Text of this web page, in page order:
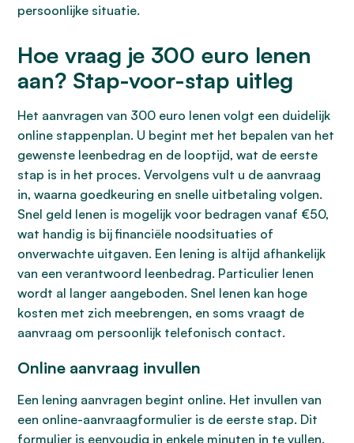
persoonlijke situatie.
Hoe vraag je 300 euro lenen
aan? Stap-voor-stap uitleg
Het aanvragen van 300 euro lenen volgt een duidelijk
online stappenplan. U begint met het bepalen van het
gewenste leenbedrag en de looptijd, wat de eerste
stap is in het proces. Vervolgens vult u de aanvraag
in, waarna goedkeuring en snelle uitbetaling volgen.
Snel geld lenen is mogelijk voor bedragen vanaf €50,
wat handig is bij financiële noodsituaties of
onverwachte uitgaven. Een lening is altijd afhankelijk
van een verantwoord leenbedrag. Particulier lenen
wordt al langer aangeboden. Snel lenen kan hoge
kosten met zich meebrengen, en soms vraagt de
aanvraag om persoonlijk telefonisch contact.
Online aanvraag invullen
Een lening aanvragen begint online. Het invullen van
een online-aanvraagformulier is de eerste stap. Dit
formulier is eenvoudig in enkele minuten in te vullen.